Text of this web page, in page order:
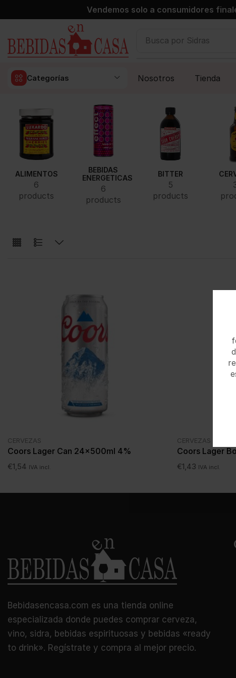
Vendemos solo a consumidores
Busca por Sidras
Categorías Nosotros Tienda
ALIMENTOS
6
products
BEBIDAS
ENERGETICAS
6
products
BITTER
5
products
CERVEZAS
Coors Lager Can 24x500ml 4%
€1,54 IVA incl.
CERVEZAS
Coors Lager
€1,43 IVA incl.
Bebidasencasa.com es una tienda online
especializada donde puedes comprar cerveza,
vino, sidra, bebidas espirituosas y bebidas «ready
to drink». Regístrate y compra al mejor precio.